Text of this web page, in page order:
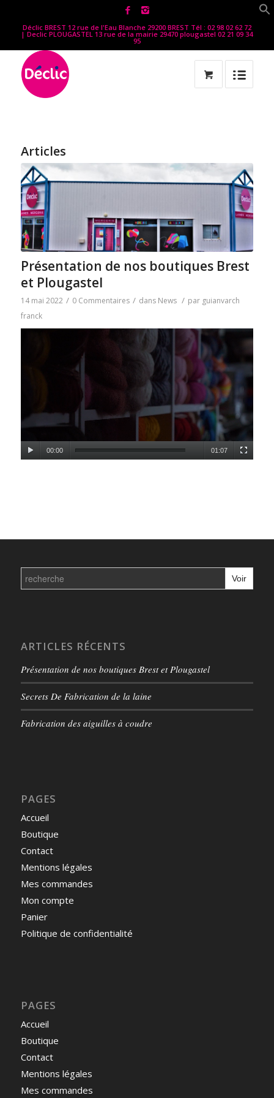
Déclic BREST 12 rue de l'Eau Blanche 29200 BREST Tél : 02 98 02 62 72
| Declic PLOUGASTEL 13 rue de la mairie 29470 plougastel 02 21 09 34
95
Articles
Présentation de nos boutiques Brest
et Plougastel
14 mai 2022 / 0 Commentaires / dans News / par guianvarch
franck
00:00 01:07
Search
for:
ARTICLES RÉCENTS
Présentation de nos boutiques Brest et Plougastel
Secrets De Fabrication de la laine
Fabrication des aiguilles à coudre
PAGES
Accueil
Boutique
Contact
Mentions légales
Mes commandes
Mon compte
Panier
Politique de confidentialité
PAGES
Accueil
Boutique
Contact
Mentions légales
Mes commandes